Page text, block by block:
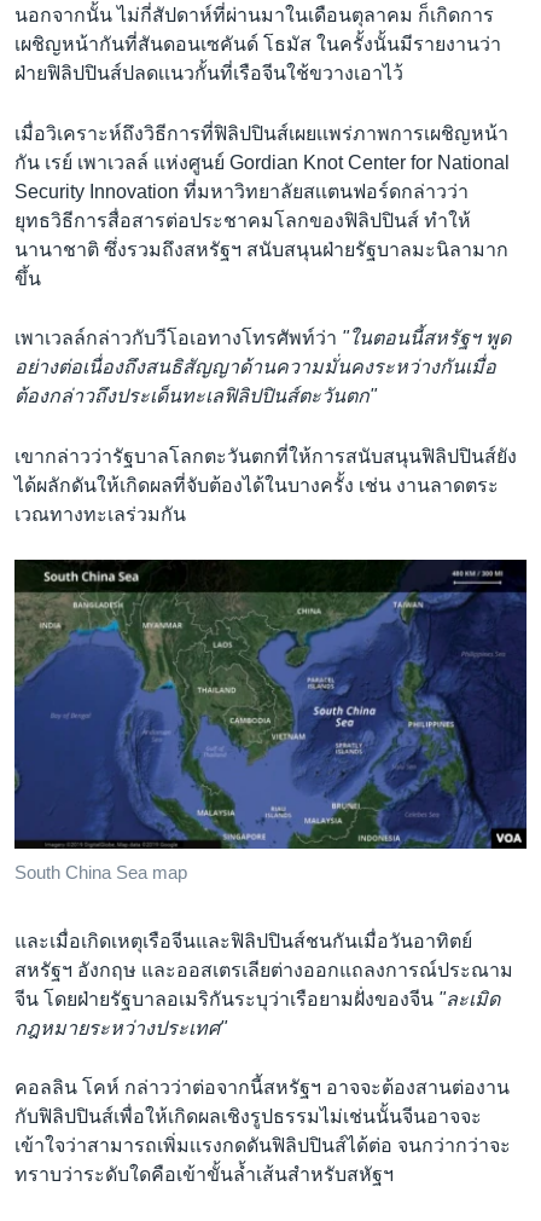
นอกจากนั้น ไม่กี่สัปดาห์ที่ผ่านมาในเดือนตุลาคม ก็เกิดการ
เผชิญหน้ากันที่สันดอนเซคันด์ โธมัส ในครั้งนั้นมีรายงานว่า
ฝ่ายฟิลิปปินส์ปลดเเนวกั้นที่เรือจีนใช้ขวางเอาไว้
เมื่อวิเคราะห์ถึงวิธีการที่ฟิลิปปินส์เผยเเพร่ภาพการเผชิญหน้า
กัน เรย์ เพาเวลล์ แห่งศูนย์ Gordian Knot Center for National
Security Innovation ที่มหาวิทยาลัยสเเตนฟอร์ดกล่าวว่า
ยุทธวิธีการสื่อสารต่อประชาคมโลกของฟิลิปปินส์ ทำให้
นานาชาติ ซึ่งรวมถึงสหรัฐฯ สนับสนุนฝ่ายรัฐบาลมะนิลามาก
ขึ้น
เพาเวลล์กล่าวกับวีโอเอทางโทรศัพท์ว่า "ในตอนนี้สหรัฐฯ พูด
อย่างต่อเนื่องถึงสนธิสัญญาด้านความมั่นคงระหว่างกันเมื่อ
ต้องกล่าวถึงประเด็นทะเลฟิลิปปินส์ตะวันตก"
เขากล่าวว่ารัฐบาลโลกตะวันตกที่ให้การสนับสนุนฟิลิปปินส์ยัง
ได้ผลักดันให้เกิดผลที่จับต้องได้ในบางครั้ง เช่น งานลาดตระ
เวณทางทะเลร่วมกัน
South China Sea map
และเมื่อเกิดเหตุเรือจีนและฟิลิปปินส์ชนกันเมื่อวันอาทิตย์
สหรัฐฯ อังกฤษ และออสเตรเลียต่างออกแถลงการณ์ประณาม
จีน โดยฝ่ายรัฐบาลอเมริกันระบุว่าเรือยามฝั่งของจีน "ละเมิด
กฎหมายระหว่างประเทศ"
คอลลิน โคห์ กล่าวว่าต่อจากนี้สหรัฐฯ อาจจะต้องสานต่องาน
กับฟิลิปปินส์เพื่อให้เกิดผลเชิงรูปธรรมไม่เช่นนั้นจีนอาจจะ
เข้าใจว่าสามารถเพิ่มเเรงกดดันฟิลิปปินส์ได้ต่อ จนกว่ากว่าจะ
ทราบว่าระดับใดคือเข้าขั้นล้ำเส้นสำหรับสหัฐฯ